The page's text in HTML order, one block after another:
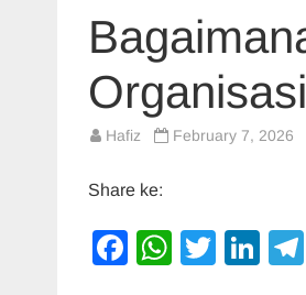
Organisasi
Hafiz February 7, 2026
Share ke:
F
W
T
Li